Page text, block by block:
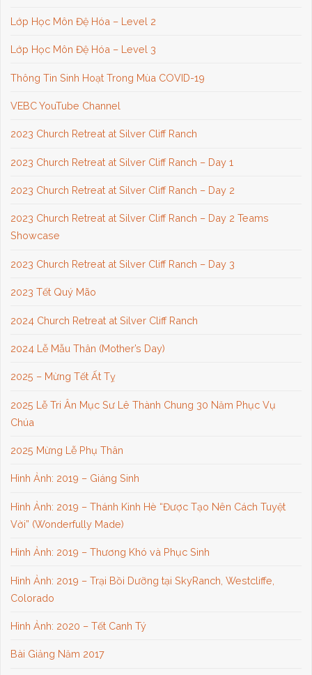
Lớp Học Môn Đệ Hóa – Level 2
Lớp Học Môn Đệ Hóa – Level 3
Thông Tin Sinh Hoạt Trong Mùa COVID-19
VEBC YouTube Channel
2023 Church Retreat at Silver Cliff Ranch
2023 Church Retreat at Silver Cliff Ranch – Day 1
2023 Church Retreat at Silver Cliff Ranch – Day 2
2023 Church Retreat at Silver Cliff Ranch – Day 2 Teams
Showcase
2023 Church Retreat at Silver Cliff Ranch – Day 3
2023 Tết Quý Mão
2024 Church Retreat at Silver Cliff Ranch
2024 Lễ Mẫu Thân (Mother’s Day)
2025 – Mừng Tết Ất Tỵ
2025 Lễ Tri Ân Mục Sư Lê Thành Chung 30 Năm Phục Vụ
Chúa
2025 Mừng Lễ Phụ Thân
Hình Ảnh: 2019 – Giáng Sinh
Hình Ảnh: 2019 – Thánh Kinh Hè “Được Tạo Nên Cách Tuyệt
Vời” (Wonderfully Made)
Hình Ảnh: 2019 – Thương Khó và Phục Sinh
Hình Ảnh: 2019 – Trại Bồi Dưỡng tại SkyRanch, Westcliffe,
Colorado
Hình Ảnh: 2020 – Tết Canh Tý
Bài Giảng Năm 2017